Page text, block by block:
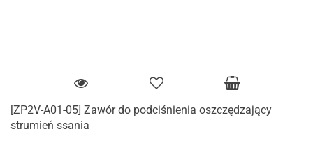
[ZP2V-A01-05] Zawór do podciśnienia oszczędzający
strumień ssania